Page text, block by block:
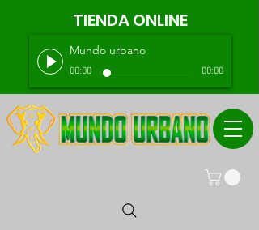
TIENDA ONLINE
Mundo urbano
00:00 00:00